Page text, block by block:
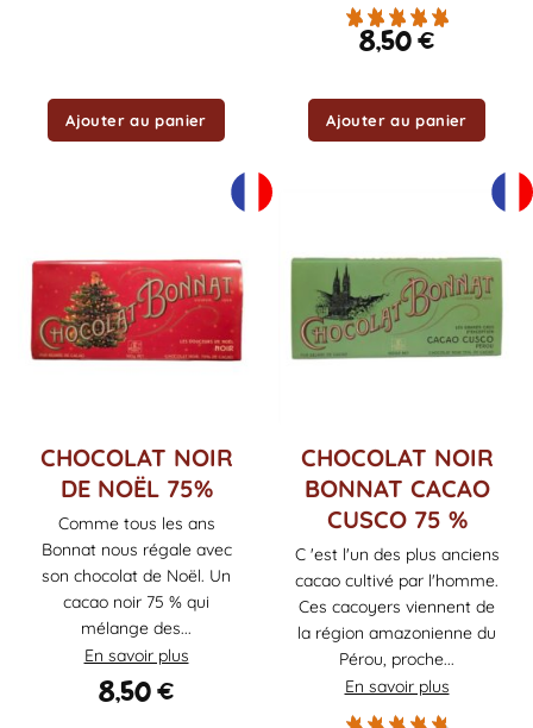
Ajouter au panier
8,50€
Ajouter au panier
CHOCOLAT NOIR
DE NOËL 75%
Comme tous les ans
Bonnat nous régale avec
son chocolat de Noël. Un
cacao noir 75 % qui
mélange des...
En savoir plus
8,50€
CHOCOLAT NOIR
BONNAT CACAO
CUSCO 75 %
C 'est l'un des plus anciens
cacao cultivé par l'homme.
Ces cacoyers viennent de
la région amazonienne du
Pérou, proche...
En savoir plus